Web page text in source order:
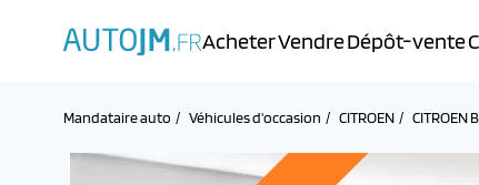
AcheterVendreDépôt-vente
Mandataire auto Véhicules d'occasion CITROEN CITROEN